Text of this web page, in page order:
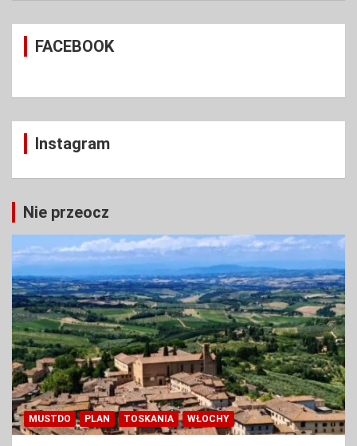
c
FACEBOOK
Instagram
Nie przeocz
MUSTDO PLAN TOSKANIA WŁOCHY